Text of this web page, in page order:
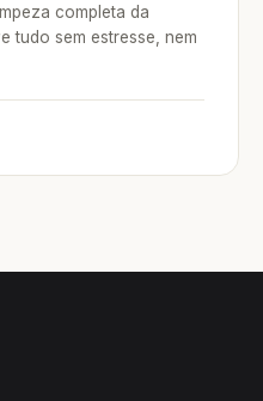
completa da
tudo sem estresse, nem